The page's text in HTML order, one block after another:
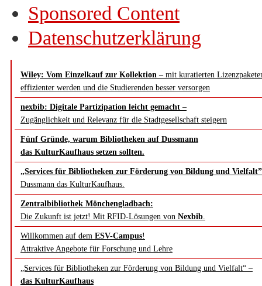
Sponsored Content
Datenschutzerklärung
Wiley: Vom Einzelkauf zur Kollektion – mit kuratierten
effizienter werden und die Studierenden besser versorgen
nexbib: Digitale Partizipation leicht gemacht –
Zugänglichkeit und Relevanz für die Stadtgesellschaft steigern
Fünf Gründe, warum Bibliotheken auf Dussmann
das KulturKaufhaus setzen sollten.
„Services für Bibliotheken zur Förderung von Bildung und
Dussmann das KulturKaufhaus.
Zentralbibliothek Mönchengladbach:
Die Zukunft ist jetzt! Mit RFID-Lösungen von Nexbib.
Willkommen auf dem ESV-Campus!
Attraktive Angebote für Forschung und Lehre
„Services für Bibliotheken zur Förderung von Bildung und Vielfalt“ –
das KulturKaufhaus